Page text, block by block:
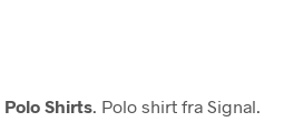
Polo Shirts . Polo shirt fra Signal.